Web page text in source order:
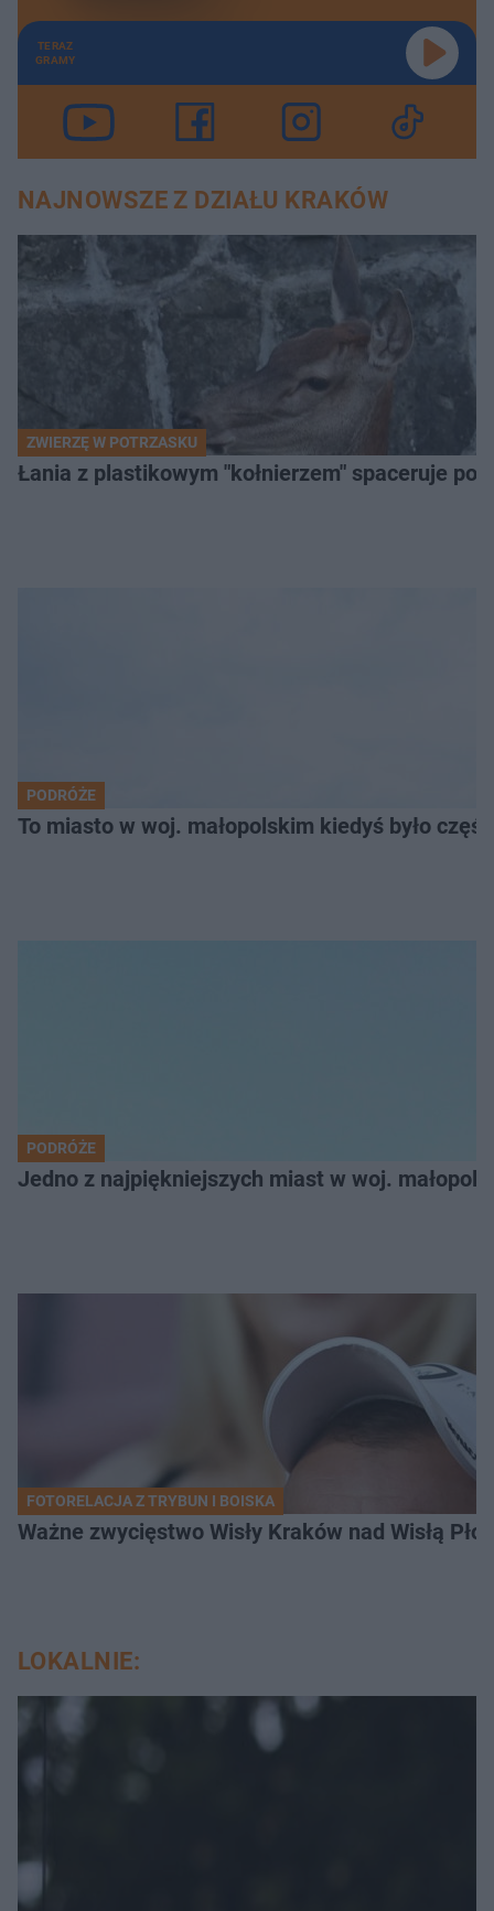
TERAZ
GRAMY
NAJNOWSZE Z DZIAŁU KRAKÓW
ZWIERZĘ W POTRZASKU
Łania z plastikowym "kołnierzem" spaceruje po
PODRÓŻE
To miasto w woj. małopolskim kiedyś było
PODRÓŻE
Jedno z najpiękniejszych miast w woj.
FOTORELACJA Z TRYBUN I BOISKA
Ważne zwycięstwo Wisły Kraków nad Wisłą
LOKALNIE: